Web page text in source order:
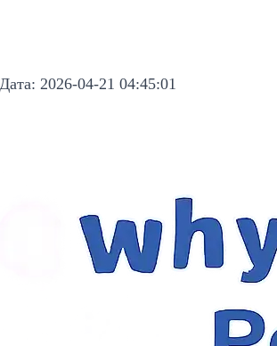
Дата: 2026-04-21 04:45:01